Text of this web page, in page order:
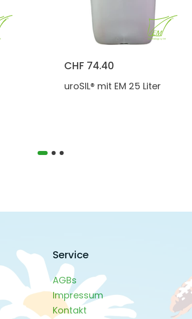
CHF 74.40
uroSIL® mit EM 25 Liter
Service
AGBs
Impressum
Kontakt